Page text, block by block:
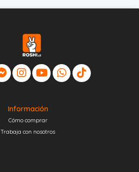
Información
Cómo comprar
Trabaja con nosotros